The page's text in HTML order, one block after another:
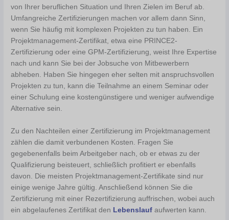
von Ihrer beruflichen Situation und Ihren Zielen im Beruf ab.
Umfangreiche Zertifizierungen machen vor allem dann Sinn,
wenn Sie häufig mit komplexen Projekten zu tun haben. Ein
Projektmanagement-Zertifikat, etwa eine PRINCE2-
Zertifizierung oder eine GPM-Zertifizierung, weist Ihre Expertise
nach und kann Sie bei der Jobsuche von Mitbewerbern
abheben. Haben Sie hingegen eher selten mit anspruchsvollen
Projekten zu tun, kann die Teilnahme an einem Seminar oder
einer Schulung eine kostengünstigere und weniger aufwendige
Alternative sein.
Zu den Nachteilen einer Zertifizierung im Projektmanagement
zählen die damit verbundenen Kosten. Fragen Sie
gegebenenfalls beim Arbeitgeber nach, ob er etwas zu der
Qualifizierung beisteuert, schließlich profitiert er ebenfalls
davon. Die meisten Projektmanagement-Zertifikate sind nur
einige wenige Jahre gültig. Anschließend können Sie die
Zertifizierung mit einer Rezertifizierung auffrischen, wobei auch
ein abgelaufenes Zertifikat den Lebenslauf aufwerten kann.